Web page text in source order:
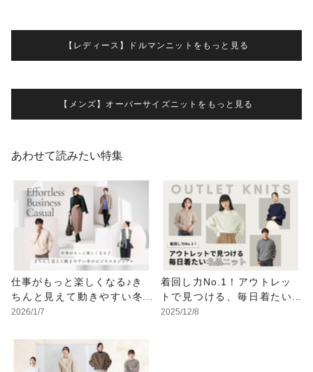
【レディース】ドルマンニットをもっと見る
【メンズ】オーバーサイズニットをもっと見る
あわせて読みたい特集
仕事がもっと楽しくなる♪き
ちんと見えて動きやすい冬
のビジネスカジュアル
2026/1/7
着回し力No.1！アウトレッ
トで見つける、毎日着たい
名品ニット
2025/12/8